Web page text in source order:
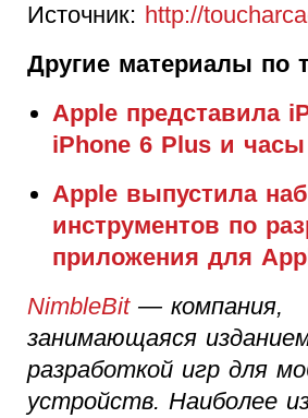
Источник: http://
Другие материалы по
Apple представила
iPhone 6 Plus и часы
Apple выпустила
инструментов по
приложения для
NimbleBit— компания,
занимающаяся
разработкой игр для
устройств. Наиболее